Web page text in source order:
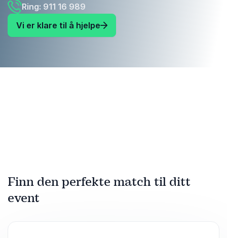
Ring: 911 16 989
Vi er klare til å hjelpe
Finn den perfekte match til ditt
event